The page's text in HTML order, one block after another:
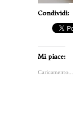
Condividi:
Mi piace:
Caricamento...